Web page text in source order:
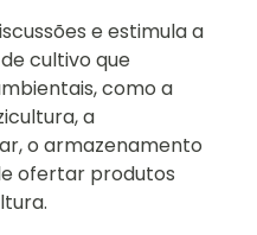
e estimula a
cultivo que
como a
a
o armazenamento
ofertar produtos